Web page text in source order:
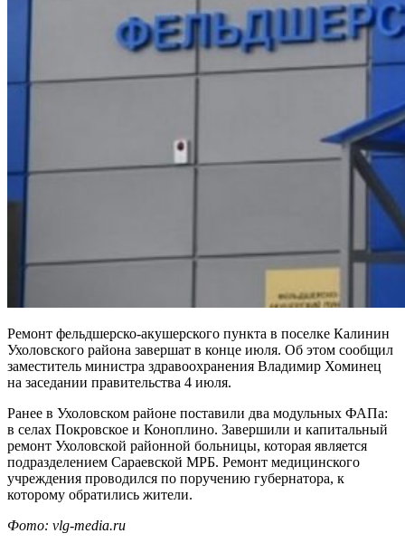
Ремонт фельдшерско-акушерского пункта в поселке Калинин
Ухоловского района завершат в конце июля. Об этом сообщил
заместитель министра здравоохранения Владимир Хоминец
на заседании правительства 4 июля.
Ранее в Ухоловском районе поставили два модульных ФАПа:
в селах Покровское и Коноплино. Завершили и капитальный
ремонт Ухоловской районной больницы, которая является
подразделением Сараевской МРБ. Ремонт медицинского
учреждения проводился по поручению губернатора, к
которому обратились жители.
Фото: vlg-media.ru